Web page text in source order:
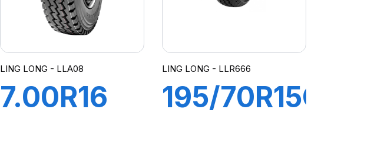
LING LONG - LLA08
7.00R16
LING LONG - LLR666
195/70R15C